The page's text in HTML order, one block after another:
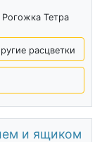
Тетра
расцветки
и ящиком